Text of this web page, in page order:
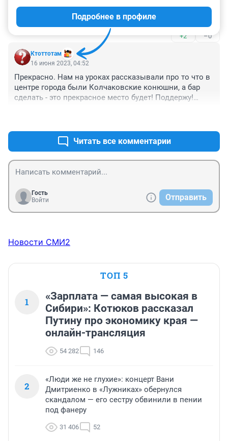
пути ни одной рюмочной. А конюшня - это ничего.
Раньше в гаражах пили. А конюшня, почитай, тот же
гараж, только подревнее.
+2 –0
Ктоттотам
Подробнее в профиле
16 июня 2023, 04:52
Прекрасно. Нам на уроках рассказывали про то что в
центре города были Колчаковские конюшни, а бар
сделать - это прекрасное место будет! Поддержу!
Читать все комментарии
Гость
Войти
Отправить
Новости СМИ2
ТОП 5
1
«Зарплата — самая высокая в
Сибири»: Котюков рассказал
Путину про экономику края —
онлайн-трансляция
54 282 146
2
«Люди же не глухие»: концерт Вани
Дмитриенко в «Лужниках» обернулся
скандалом — его сестру обвинили в пении
под фанеру
31 406 52